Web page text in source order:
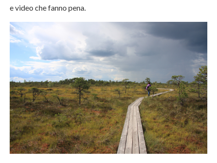
e video che fanno pena.